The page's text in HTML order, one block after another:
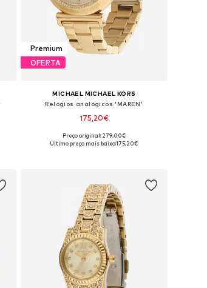
Premium
OFERTA
MICHAEL MICHAEL KORS
Relógios analógicos 'MAREN'
175,20€
Tamanhos disponíveis: One Size
Preço original: 279,00€
Último preço mais baixo:175,20€